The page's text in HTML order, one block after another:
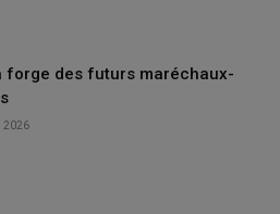
forge des futurs maréchaux-
2026